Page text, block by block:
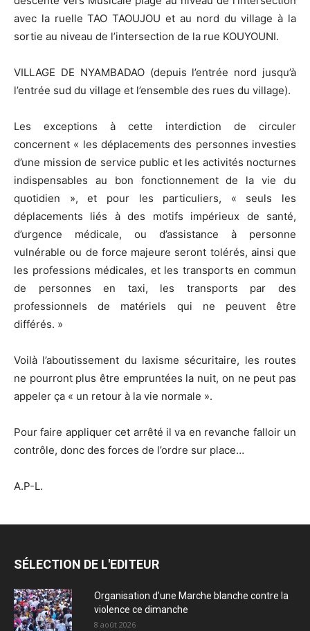
avec la ruelle TAO TAOUJOU et au nord du village à la
sortie au niveau de l’intersection de la rue KOUYOUNI.
VILLAGE DE NYAMBADAO (depuis l’entrée nord jusqu’à
l’entrée sud du village et l’ensemble des rues du village).
Les exceptions à cette interdiction de circuler
concernent « les déplacements des personnes investies
d’une mission de service public et les activités nocturnes
indispensables au bon fonctionnement de la vie du
quotidien », et pour les particuliers, « seuls les
déplacements liés à des motifs impérieux de santé,
d’urgence médicale, ou d’assistance à personne
vulnérable ou de force majeure seront tolérés, ainsi que
les professions médicales, et les transports en commun
de personnes en taxi, les transports par des
professionnels de matériels qui ne peuvent être
différés. »
Voilà l’aboutissement du laxisme sécuritaire, les routes
ne pourront plus être empruntées la nuit, on ne peut pas
appeler ça « un retour à la vie normale ».
Pour faire appliquer cet arrêté il va en revanche falloir un
contrôle, donc des forces de l’ordre sur place…
A.P-L.
SÉLECTION DE L'EDITEUR
Organisation d’une Marche blanche contre la
violence ce dimanche
8 août 2026